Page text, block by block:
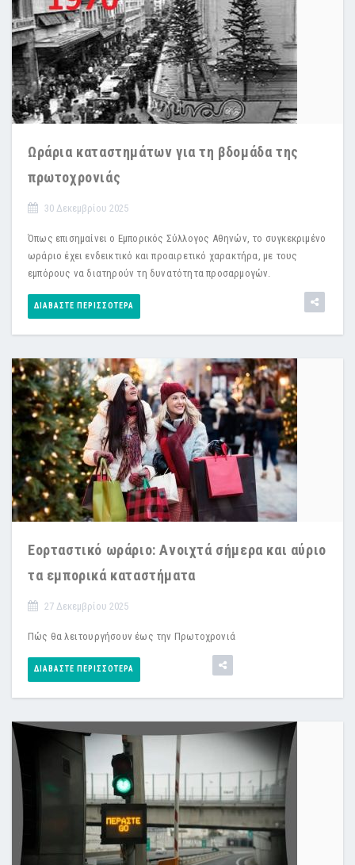
Ωράρια καταστημάτων για τη βδομάδα της
πρωτοχρονιάς
30 Δεκεμβρίου 2025
Όπως επισημαίνει ο Εμπορικός Σύλλογος Αθηνών, το συγκεκριμένο
ωράριο έχει ενδεικτικό και προαιρετικό χαρακτήρα, με τους
εμπόρους να διατηρούν τη δυνατότητα προσαρμογών.
ΔΙΑΒΆΣΤΕ ΠΕΡΙΣΣΌΤΕΡΑ
Εορταστικό ωράριο: Ανοιχτά σήμερα και αύριο
τα εμπορικά καταστήματα
27 Δεκεμβρίου 2025
Πώς θα λειτουργήσουν έως την Πρωτοχρονιά
ΔΙΑΒΆΣΤΕ ΠΕΡΙΣΣΌΤΕΡΑ